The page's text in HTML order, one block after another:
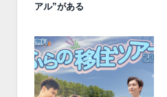
アル”がある